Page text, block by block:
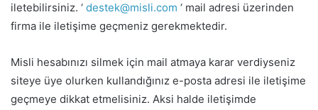
iletebilirsiniz. ‘ destek@misli.com ‘ mail adresi üzerinden
firma ile iletişime geçmeniz gerekmektedir.
Misli hesabınızı silmek için mail atmaya karar verdiyseniz
siteye üye olurken kullandığınız e-posta adresi ile iletişime
geçmeye dikkat etmelisiniz. Aksi halde iletişimde